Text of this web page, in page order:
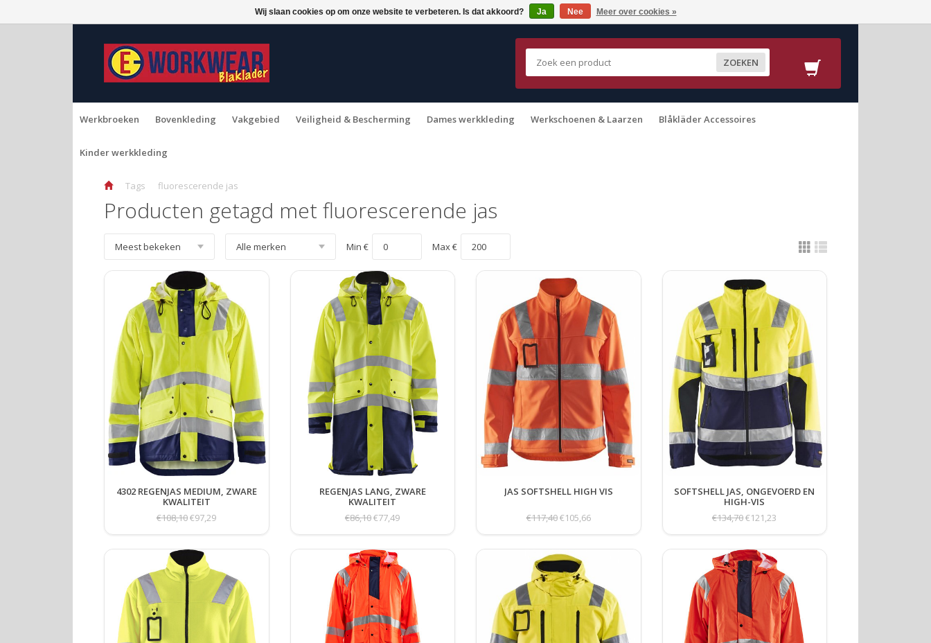
ZOEKEN
Werkbroeken Bovenkleding Vakgebied Veiligheid & Bescherming Dames werkkleding Werkschoenen & Laarzen Blåkläder Accessoires
Kinder werkkleding
Tags fluorescerende jas
Producten getagd met fluorescerende jas
Min € Max €
4302 REGENJAS MEDIUM, ZWARE
KWALITEIT
€108,10€97,29
REGENJAS LANG, ZWARE
KWALITEIT
€86,10€77,49
JAS SOFTSHELL HIGH VIS
€117,40€105,66
SOFTSHELL JAS, ONGEVOERD EN
HIGH-VIS
€134,70€121,23
Wij slaan cookies op om onze website te verbeteren. Is dat akkoord? Ja Nee Meer over cookies »